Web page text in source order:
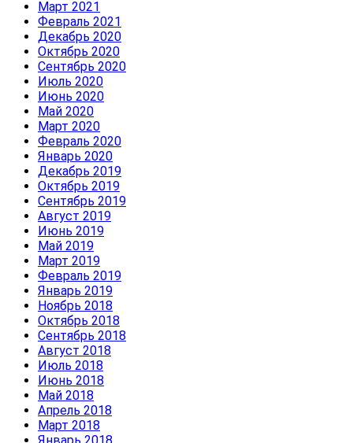
Март 2021
Февраль 2021
Декабрь 2020
Октябрь 2020
Сентябрь 2020
Июль 2020
Июнь 2020
Май 2020
Март 2020
Февраль 2020
Январь 2020
Декабрь 2019
Октябрь 2019
Сентябрь 2019
Август 2019
Июнь 2019
Май 2019
Март 2019
Февраль 2019
Январь 2019
Ноябрь 2018
Октябрь 2018
Сентябрь 2018
Август 2018
Июль 2018
Июнь 2018
Май 2018
Апрель 2018
Март 2018